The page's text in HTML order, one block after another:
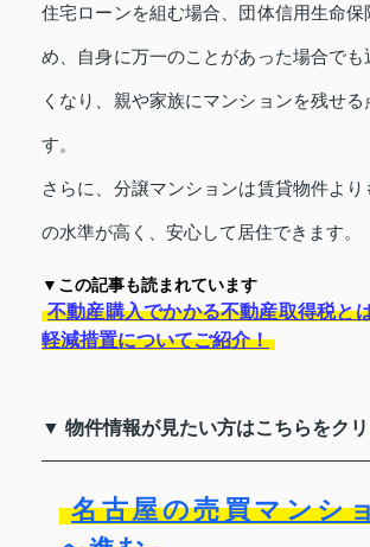
住宅ローンを組む場合、団体信用生命保
め、自身に万一のことがあった場合でも
くなり、親や家族にマンションを残せ
す。
さらに、分譲マンションは賃貸物件より
の水準が高く、安心して居住できます。
▼この記事も読まれています
不動産購入でかかる不動産取得税と
軽減措置についてご紹介！
▼ 物件情報が見たい方はこちらをク
名古屋の売買マンシ